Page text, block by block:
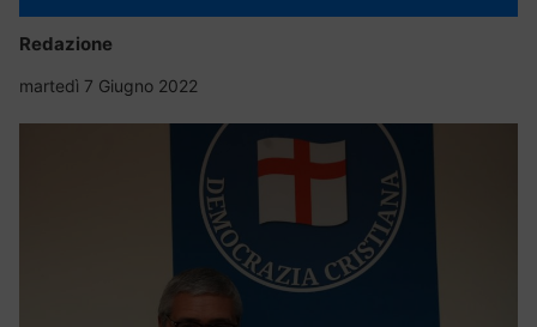
Redazione
martedì 7 Giugno 2022